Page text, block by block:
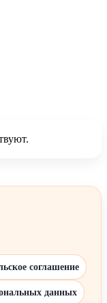
соглашение
данных